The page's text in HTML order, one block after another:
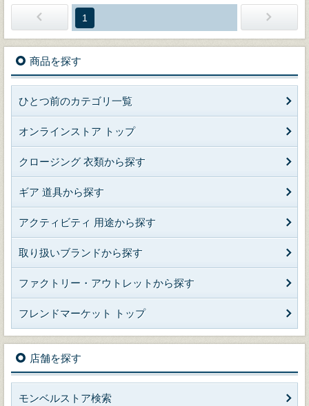
1
商品を探す
ひとつ前のカテゴリ一覧
オンラインストア トップ
クロージング 衣類から探す
ギア 道具から探す
アクティビティ 用途から探す
取り扱いブランドから探す
ファクトリー・アウトレットから探す
フレンドマーケット トップ
店舗を探す
モンベルストア検索